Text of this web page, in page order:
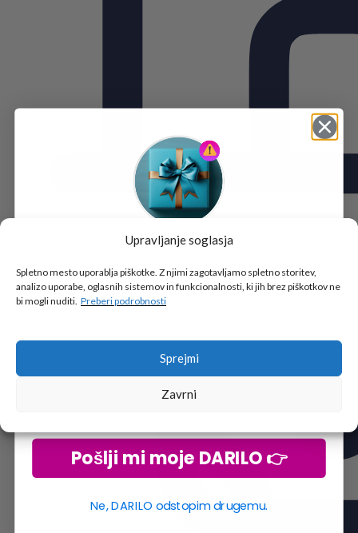
Upravljanje soglasja
Spletno mesto uporablja piškotke. Z njimi zagotavljamo spletno storitev,
analizo uporabe, oglasnih sistemov in funkcionalnosti, ki jih brez piškotkov ne
bi mogli nuditi. Preberi podrobnosti
Sprejmi
Zavrni
Tukaj je!
🎁 DARILO
Vpiši podatke za prejem darila
Pošlji mi moje DARILO 👉
Ne, DARILO odstopim drugemu.